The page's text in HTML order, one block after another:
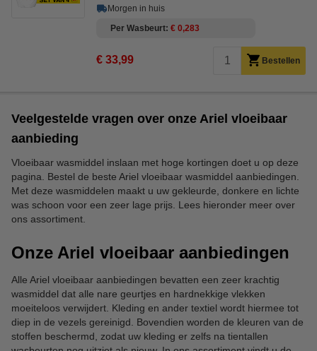
Morgen in huis
Per Wasbeurt € 0,283
€ 33,99 Bestellen
Veelgestelde vragen over onze Ariel vloeibaar
aanbieding
Vloeibaar wasmiddel inslaan met hoge kortingen doet u op deze
pagina. Bestel de beste Ariel vloeibaar wasmiddel aanbiedingen.
Met deze wasmiddelen maakt u uw gekleurde, donkere en lichte
was schoon voor een zeer lage prijs. Lees hieronder meer over
ons assortiment.
Onze Ariel vloeibaar aanbiedingen
Alle Ariel vloeibaar aanbiedingen bevatten een zeer krachtig
wasmiddel dat alle nare geurtjes en hardnekkige vlekken
moeiteloos verwijdert. Kleding en ander textiel wordt hiermee tot
diep in de vezels gereinigd. Bovendien worden de kleuren van de
stoffen beschermd, zodat uw kleding er zelfs na tientallen